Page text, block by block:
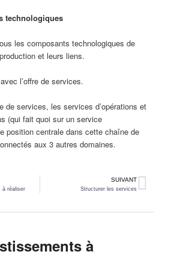
technologiques
les composants technologiques de
et leurs liens.
l’offre de services.
de services, les services d’opérations et
(qui fait quoi sur un service
position centrale dans cette chaîne de
aux 3 autres domaines.
à réaliser
SUIVANT
Structurer les services
à